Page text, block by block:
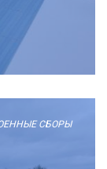
СБОРЫ